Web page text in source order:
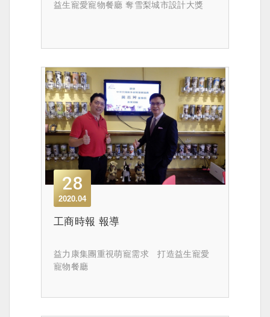
益生寵愛寵物餐廳 奪雪梨城市設計大獎
28
2020.04
工商時報 報導
益力康集團重視萌寵需求 打造益生寵愛
寵物餐廳